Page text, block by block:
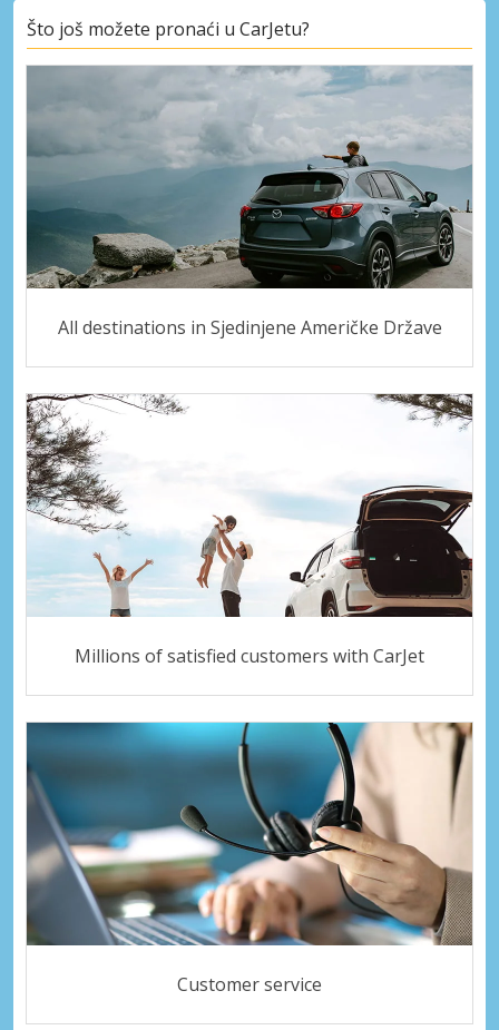
Što još možete pronaći u CarJetu?
All destinations in Sjedinjene Američke Države
Millions of satisfied customers with CarJet
Customer service